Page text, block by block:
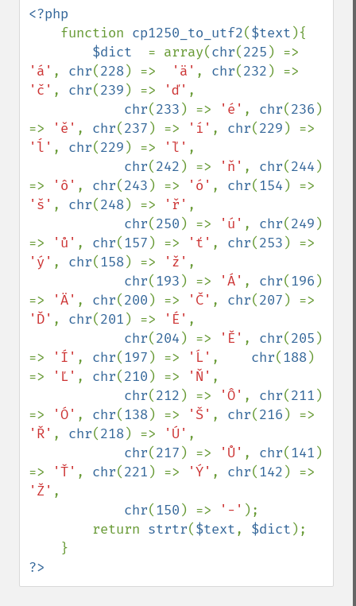
<?php
function cp1250_to_utf2($text ){
$dict = array(chr(225
'á' , chr(228) => 'ä' , chr(232
'č' , chr(239 ) => 'ď' ,
chr(233 ) => 'é' , chr(236 )
=>
'ě' , chr(237 ) => 'í' , chr(229
'ĺ' , chr(229 ) => 'ľ' ,
chr(242 ) => 'ň' , chr(244 )
=>
'ô' , chr(243 ) => 'ó' , chr(154
'š' , chr(248) => 'ř' ,
chr(250 ) => 'ú' , chr(249 )
=>
'ů' , chr(157 ) => 'ť' , chr(253
'ý' , chr(158) => 'ž' ,
chr(193 ) => 'Á' , chr(196 )
=>
'Ä' , chr(200 ) => 'Č' , chr(207
'Ď' , chr(201 ) => 'É' ,
chr(204 ) => 'Ě' , chr(205 )
=>
'Í' , chr(197 ) => 'Ĺ' , chr(188)
=>
'Ľ' , chr(210 ) => 'Ň' ,
chr(212 ) => 'Ô' , chr(211 )
=>
'Ó' , chr(138) => 'Š' , chr(216
'Ř' , chr(218) => 'Ú' ,
chr(217 ) => 'Ů' , chr(141 )
=>
'Ť' , chr(221 ) => 'Ý' , chr(142
'Ž' ,
chr(150 ) => '-' );
        return
strtr($text, $dict );
?>